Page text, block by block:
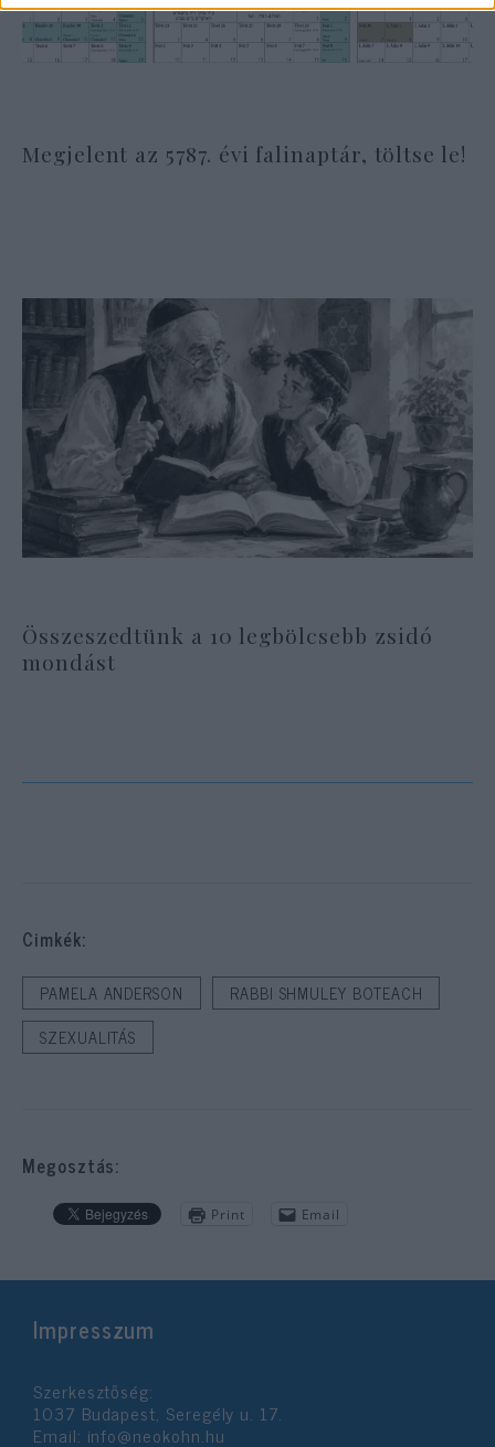
Megjelent az 5787. évi falinaptár, töltse le!
Összeszedtünk a 10 legbölcsebb zsidó
mondást
Cimkék:
PAMELA ANDERSON
RABBI SHMULEY BOTEACH
SZEXUALITÁS
Megosztás:
Print Email
Impresszum
Szerkesztőség:
1037 Budapest, Seregély u. 17.
Email: info@neokohn.hu